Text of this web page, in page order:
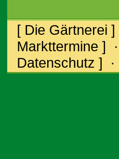
[ Die Gärtnerei ]
Markttermine ] ·
Datenschutz ] ·